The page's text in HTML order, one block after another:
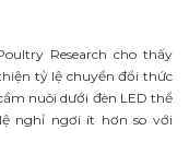
Research cho thấy
tỷ lệ chuyển đổi thức
nuôi dưới đèn LED thể
nghỉ ngơi ít hơn so với